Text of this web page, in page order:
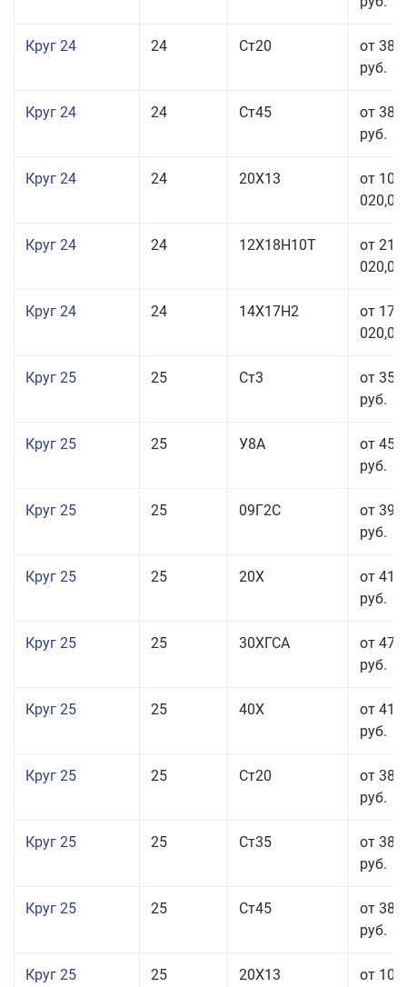
Круг 24 24 Ст20
от 38
руб.
Круг 24 24 Ст45
от 38
руб.
Круг 24 24 20Х13
от 103
020,00
Круг 24 24 12Х18Н10Т
от 211
020,00
Круг 24 24 14Х17Н2
от 178
020,00
Круг 25 25 Ст3
от 35
руб.
Круг 25 25 У8А
от 45
руб.
Круг 25 25 09Г2С
от 39
руб.
Круг 25 25 20Х
от 41
руб.
Круг 25 25 30ХГСА
от 47
руб.
Круг 25 25 40Х
от 41
руб.
Круг 25 25 Ст20
от 38
руб.
Круг 25 25 Ст35
от 38
руб.
Круг 25 25 Ст45
от 38
руб.
Круг 25 25 20Х13
от 103